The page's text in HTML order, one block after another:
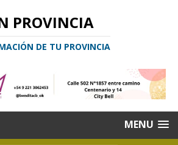
PROVINCIA
DE TU PROVINCIA
MENU